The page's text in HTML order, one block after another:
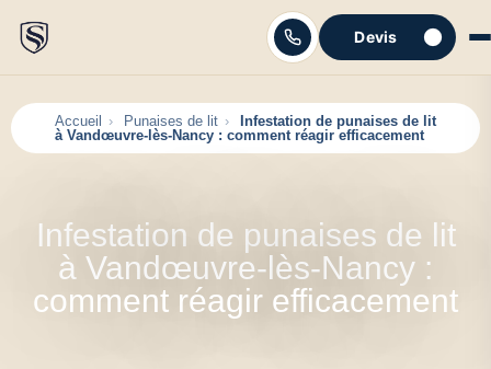
Devis
Accueil Punaises de lit
Infestation de punaises de lit
à Vandœuvre-lès-Nancy : comment réagir efficacement
Infestation de punaises de lit
à Vandœuvre-lès-Nancy :
comment réagir efficacement